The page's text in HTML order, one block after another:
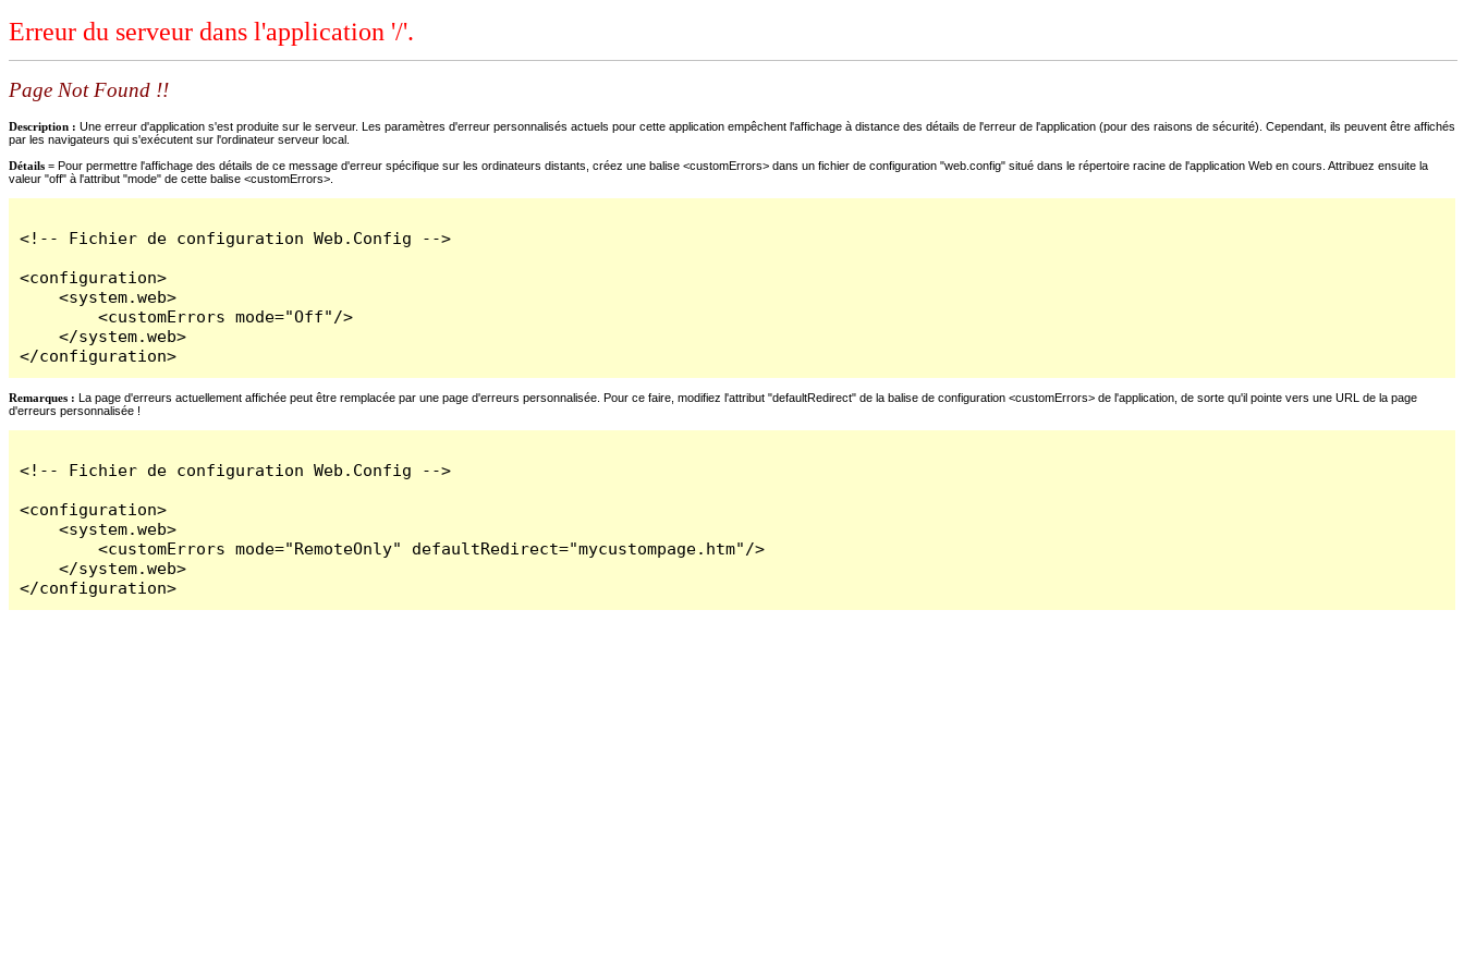
Erreur du serveur dans l'application '/'.
Page Not Found !!
Description : Une erreur d'application s'est produite sur le serveur. Les paramètres d'erreur personnalisés actuels pour cette application empêchent l'affichage à distance des détails de l'erreur de l'application (pour des raisons de sécurité). Cependant, ils peuvent être affichés
par les navigateurs qui s'exécutent sur l'ordinateur serveur local.
Détails = Pour permettre l'affichage des détails de ce message d'erreur spécifique sur les ordinateurs distants, créez une balise <customErrors> dans un fichier de configuration "web.config" situé dans le répertoire racine de l'application Web en cours. Attribuez ensuite la
valeur "off" à l'attribut "mode" de cette balise <customErrors>.
<!-- Fichier de configuration Web.Config -->
<configuration>
    <system.web>
        <customErrors mode="Off"/>
    </system.web>
</configuration>
Remarques : La page d'erreurs actuellement affichée peut être remplacée par une page d'erreurs personnalisée. Pour ce faire, modifiez l'attribut "defaultRedirect" de la balise de configuration <customErrors> de l'application, de sorte qu'il pointe vers une URL de la page
d'erreurs personnalisée !
<!-- Fichier de configuration Web.Config -->
<configuration>
    <system.web>
        <customErrors mode="RemoteOnly" defaultRedirect="mycustompage.htm"/>
    </system.web>
</configuration>